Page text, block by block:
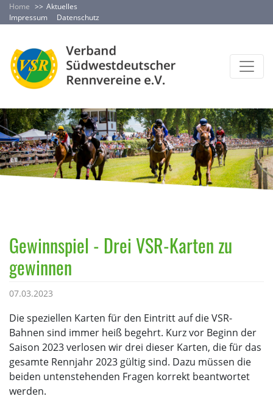
Home
Aktuelles
Impressum
Datenschutz
Gewinnspiel - Drei VSR-Karten zu
gewinnen
07.03.2023
Die speziellen Karten für den Eintritt auf die VSR-
Bahnen sind immer heiß begehrt. Kurz vor Beginn der
Saison 2023 verlosen wir drei dieser Karten, die für das
gesamte Rennjahr 2023 gültig sind. Dazu müssen die
beiden untenstehenden Fragen korrekt beantwortet
werden.